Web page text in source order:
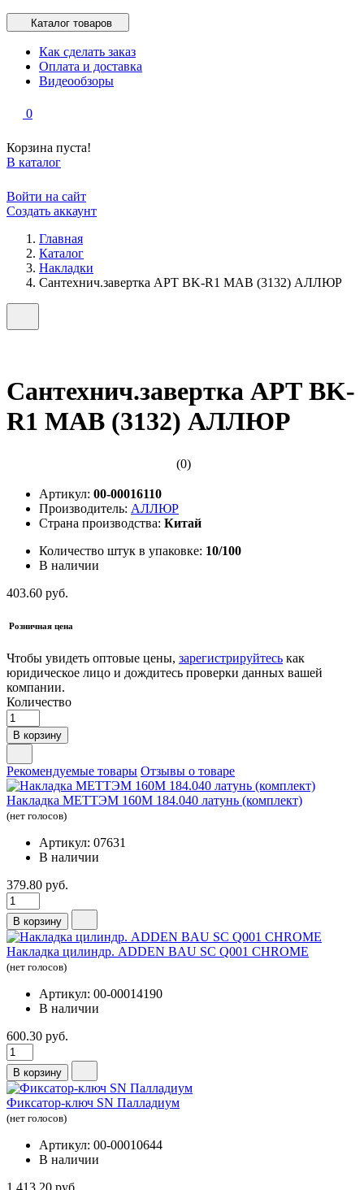
Каталог товаров
Как сделать заказ
Оплата и доставка
Видеообзоры
0
Корзина пуста!
В каталог
Войти на сайт
Создать аккаунт
Главная
Каталог
Накладки
Сантехнич.завертка АРТ BK-R1 MAB (3132) АЛЛЮР
Сантехнич.завертка АРТ BK-
R1 MAB (3132) АЛЛЮР
(0)
Артикул: 00-00016110
Производитель: АЛЛЮР
Страна производства: Китай
Количество штук в упаковке: 10/100
В наличии
403.60 руб.
Розничная цена
Чтобы увидеть оптовые цены, зарегистрируйтесь как
юридическое лицо и дождитесь проверки данных вашей
компании.
Количество
В корзину
Рекомендуемые товары Отзывы о товаре
Накладка МЕТТЭМ 160М 184.040 латунь (комплект)
(нет голосов)
Артикул: 07631
В наличии
379.80 руб.
В корзину
Накладка цилиндр. ADDEN BAU SC Q001 CHROME
(нет голосов)
Артикул: 00-00014190
В наличии
600.30 руб.
В корзину
Фиксатор-ключ SN Палладиум
(нет голосов)
Артикул: 00-00010644
В наличии
1 413.20 руб.